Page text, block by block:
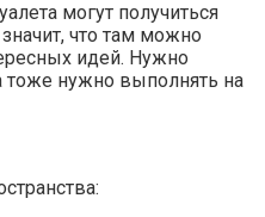
могут получиться
что там можно
идей. Нужно
тоже нужно выполнять на